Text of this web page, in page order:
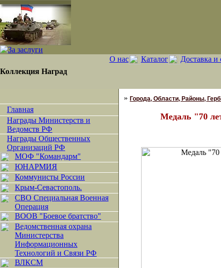
Коллекция Наград
О нас Каталог Доставка и
Главная
Награды Министерств и
Ведомств РФ
Награды Общественных
Организаций РФ
МОФ "Командарм"
ЮНАРМИЯ
Коммунисты России
Крым-Севастополь.
СВО Специальная Военная
Операция
ВООВ "Боевое братство"
Ведомственная охрана
Министерства
Информационных
Технологий и Связи РФ
ВЛКСМ
» Города, Области, Районы,
Медаль "70